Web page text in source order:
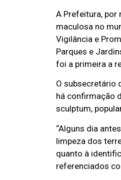
A Prefeitura, por
maculosa no
Vigilância e
Parques e
foi a primeira a
O subsecretário
há confirmação
sculptum,
“Alguns dia
limpeza dos
quanto à
referenciados